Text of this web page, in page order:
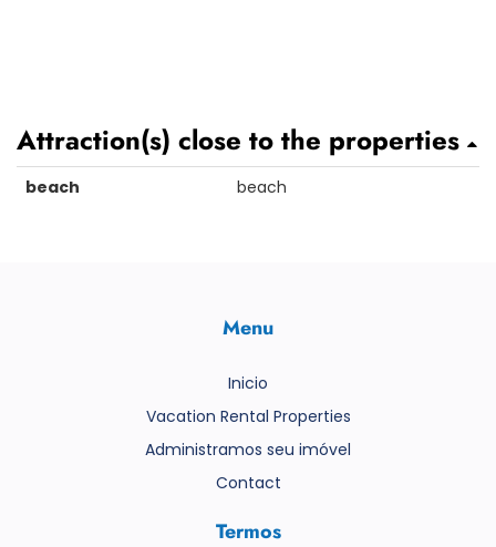
Attraction(s) close to the properties
beach beach
Menu
Inicio
Vacation Rental Properties
Administramos seu imóvel
Contact
Termos